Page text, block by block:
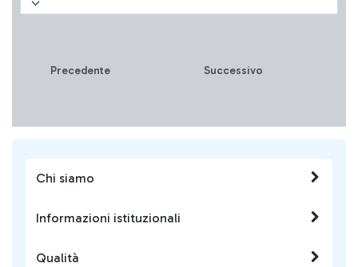
Chi siamo
Informazioni istituzionali
Qualità
Precedente Successivo